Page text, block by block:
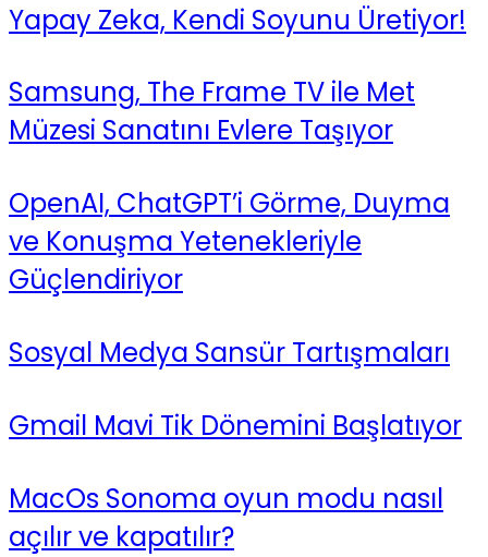
Yapay Zeka, Kendi Soyunu Üretiyor!
Samsung, The Frame TV ile Met
Müzesi Sanatını Evlere Taşıyor
OpenAI, ChatGPT’i Görme, Duyma
ve Konuşma Yetenekleriyle
Güçlendiriyor
Sosyal Medya Sansür Tartışmaları
Gmail Mavi Tik Dönemini Başlatıyor
MacOs Sonoma oyun modu nasıl
açılır ve kapatılır?